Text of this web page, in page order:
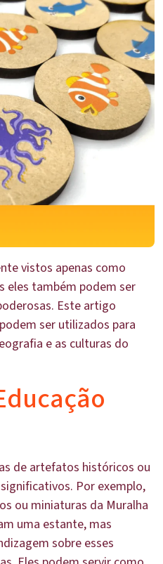
vistos apenas como
eles também podem ser
Este artigo
ser utilizados para
e as culturas do
de artefatos históricos ou
Por exemplo,
ou miniaturas da Muralha
uma estante, mas
sobre esses